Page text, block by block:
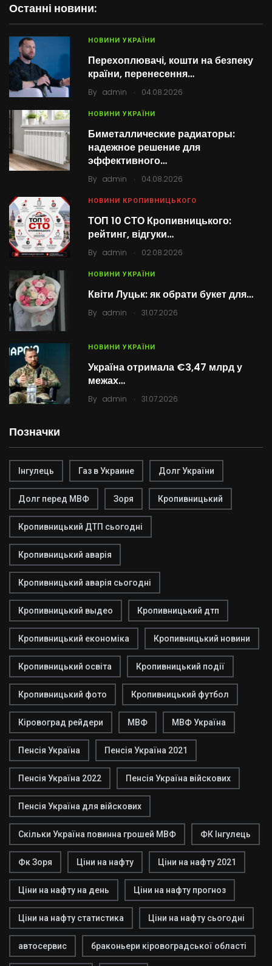
Останні новини:
НОВИНИ УКРАЇНИ
Перехоплювачі, кошти на безпеку
країни, перенесення…
By admin . 04.08.2026
НОВИНИ УКРАЇНИ
Биметаллические радиаторы:
надежное решение для
эффективного…
By admin . 04.08.2026
НОВИНИ КРОПИВНИЦЬКОГО
ТОП 10 СТО Кропивницького:
рейтинг, відгуки…
By admin . 02.08.2026
НОВИНИ УКРАЇНИ
Квіти Луцьк: як обрати букет для…
By admin . 31.07.2026
НОВИНИ УКРАЇНИ
Україна отримала €3,47 млрд у
межах…
By admin . 31.07.2026
Позначки
Інгулець Газ в Украине Долг України
Долг перед МВФ Зоря Кропивницький
Кропивницький ДТП сьогодні
Кропивницький аварія
Кропивницький аварія сьогодні
Кропивницький выдео Кропивницький дтп
Кропивницький економіка Кропивницький новини
Кропивницький освіта Кропивницький події
Кропивницький фото Кропивницький футбол
Кіровоград рейдери МВФ МВФ Україна
Пенсія Україна Пенсія Україна 2021
Пенсія Україна 2022 Пенсія Україна війскових
Пенсія Україна для війскових
Скільки Україна повинна грошей МВФ ФК Інгулець
Фк Зоря Ціни на нафту Ціни на нафту 2021
Ціни на нафту на день Ціни на нафту прогноз
Ціни на нафту статистика Ціни на нафту сьогодні
автосервис браконьери кіровоградської області